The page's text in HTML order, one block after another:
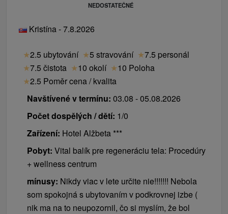
NEDOSTATEČNÉ
Kristína - 7.8.2026
★2.5 ubytování ★5 stravování ★7.5 personál
★7.5 čistota ★10 okolí ★10 Poloha
★2.5 Poměr cena / kvalita
Navštívené v termínu: 03.08 - 05.08.2026
Počet dospělých / dětí: 1/0
Zařízení: Hotel Alžbeta ***
Pobyt: Vital balík pre regeneráciu tela: Procedúry
+ wellness centrum
mínusy: Nikdy viac v lete určite nie!!!!!!! Nebola
som spokojná s ubytovaním v podkrovnej izbe (
nik ma na to neupozornil, čo si myslím, že bol